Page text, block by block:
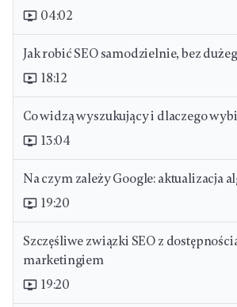
ondemand_video 04:02
Jak robić SEO samodzielnie, bez
ondemand_video 18:12
Co widzą wyszukujący i dlaczego
ondemand_video 13:04
Na czym zależy Google: aktualizacja
ondemand_video 19:20
Szczęśliwe związki SEO z
marketingiem
ondemand_video 19:20